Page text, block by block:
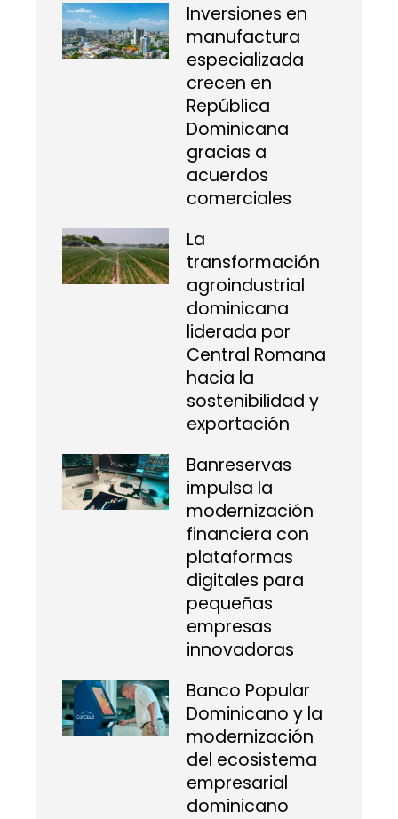
Inversiones en
manufactura
especializada
crecen en
República
Dominicana
gracias a
acuerdos
comerciales
La
transformación
agroindustrial
dominicana
liderada por
Central Romana
hacia la
sostenibilidad y
exportación
Banreservas
impulsa la
modernización
financiera con
plataformas
digitales para
pequeñas
empresas
innovadoras
Banco Popular
Dominicano y la
modernización
del ecosistema
empresarial
dominicano